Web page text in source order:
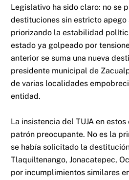
Legislativo ha sido claro: no se
destituciones sin estricto apego
priorizando la estabilidad
estado ya golpeado por
anterior se suma una nueva
presidente municipal de
de varias localidades
entidad.
La insistencia del TUJA en estos
patrón preocupante. No es la
se había solicitado la
Tlaquiltenango, Jonacatepec,
por incumplimientos similares